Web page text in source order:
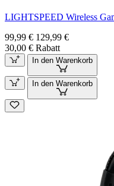
LIGHTSPEED Wireless
99,99 € 129,99 €
30,00 € Rabatt
In den Warenkorb
In den Warenkorb